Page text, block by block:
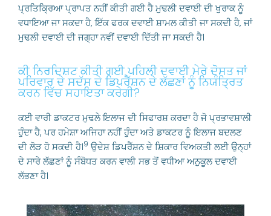
ਪ੍ਰਤਿਕ੍ਰਿਆ ਪ੍ਰਾਪਤ ਨਹੀਂ ਕੀਤੀ ਗਈ ਹੈ ਮੁਢਲੀ ਦਵਾਈ ਦੀ ਖੁਰਾਕ ਨੂੰ
ਵਧਾਇਆ ਜਾ ਸਕਦਾ ਹੈ, ਇੱਕ ਫਰਕ ਦਵਾਈ ਸ਼ਾਮਲ ਕੀਤੀ ਜਾ ਸਕਦੀ ਹੈ, ਜਾਂ
ਮੁਢਲੀ ਦਵਾਈ ਦੀ ਜਗ੍ਹਾ ਨਵੀਂ ਦਵਾਈ ਦਿੱਤੀ ਜਾ ਸਕਦੀ ਹੈ।
ਕੀ ਨਿਰਦਿਸ਼ਟ ਕੀਤੀ ਗਈ ਪਹਿਲੀ ਦਵਾਈ ਮੇਰੇ ਦੋਸਤ ਜਾਂ
ਪਰਿਵਾਰ ਦੇ ਸਦੱਸ ਦੇ ਡਿਪਰੈੱਸ਼ਨ ਦੇ ਲੱਛਣਾਂ ਨੂੰ ਨਿਯੰਤ੍ਰਿਤ
ਕਰਨ ਵਿੱਚ ਸਹਾਇਤਾ ਕਰੇਗੀ?
ਕਈ ਵਾਰੀ ਡਾਕਟਰ ਮੁਢਲੇ ਇਲਾਜ ਦੀ ਸਿਫਾਰਸ਼ ਕਰਦਾ ਹੈ ਜੋ ਪ੍ਰਭਾਵਸ਼ਾਲੀ
ਹੁੰਦਾ ਹੈ, ਪਰ ਹਮੇਸ਼ਾ ਅਜਿਹਾ ਨਹੀਂ ਹੁੰਦਾ ਅਤੇ ਡਾਕਟਰ ਨੂੰ ਇਲਾਜ ਬਦਲਣ
ਦੀ ਲੋੜ ਹੋ ਸਕਦੀ ਹੈ।9 ਉਦੇਸ਼ ਡਿਪਰੈੱਸ਼ਨ ਦੇ ਸ਼ਿਕਾਰ ਵਿਅਕਤੀ ਲਈ ਉਨ੍ਹਾਂ
ਦੇ ਸਾਰੇ ਲੱਛਣਾਂ ਨੂੰ ਸੰਬੋਧਤ ਕਰਨ ਵਾਲੀ ਸਭ ਤੋਂ ਵਧੀਆ ਅਨੁਕੂਲ ਦਵਾਈ
ਲੱਭਣਾ ਹੈ।